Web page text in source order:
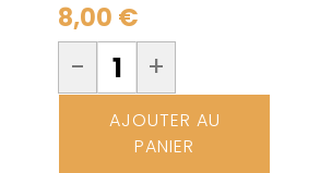
8,00 €
- +
AJOUTER AU
PANIER